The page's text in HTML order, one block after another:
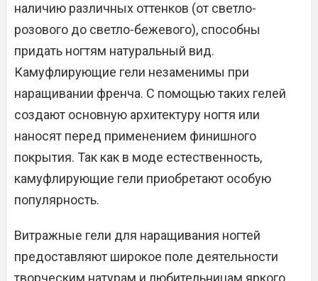
наличию различных оттенков (от светло-
розового до светло-бежевого), способны
придать ногтям натуральный вид.
Камуфлирующие гели незаменимы при
наращивании френча. С помощью таких гелей
создают основную архитектуру ногтя или
наносят перед применением финишного
покрытия. Так как в моде естественность,
камуфлирующие гели приобретают особую
популярность.
Витражные гели для наращивания ногтей
предоставляют широкое поле деятельности
творческим натурам и любительницам яркого